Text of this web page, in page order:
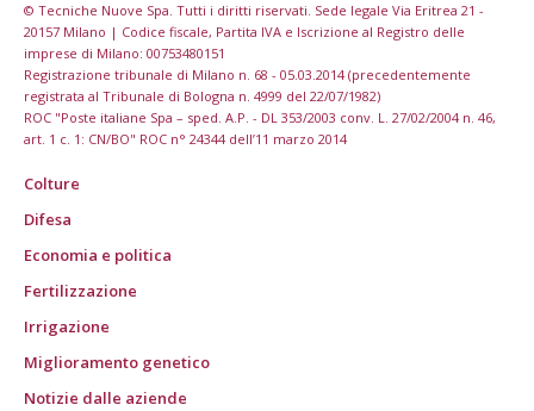
© Tecniche Nuove Spa. Tutti i diritti riservati. Sede legale Via Eritrea 21 -
20157 Milano | Codice fiscale, Partita IVA e Iscrizione al Registro delle
imprese di Milano: 00753480151
Registrazione tribunale di Milano n. 68 - 05.03.2014 (precedentemente
registrata al Tribunale di Bologna n. 4999 del 22/07/1982)
ROC "Poste italiane Spa – sped. A.P. - DL 353/2003 conv. L. 27/02/2004 n. 46,
art. 1 c. 1: CN/BO" ROC n° 24344 dell’11 marzo 2014
Colture
Difesa
Economia e politica
Fertilizzazione
Irrigazione
Miglioramento genetico
Notizie dalle aziende